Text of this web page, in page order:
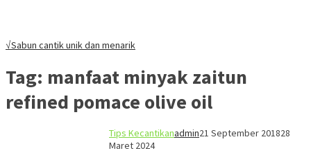
√Sabun cantik unik dan menarik
Tag: manfaat minyak zaitun
refined pomace olive oil
Tips Kecantikanadmin21 September 201828
Maret 2024